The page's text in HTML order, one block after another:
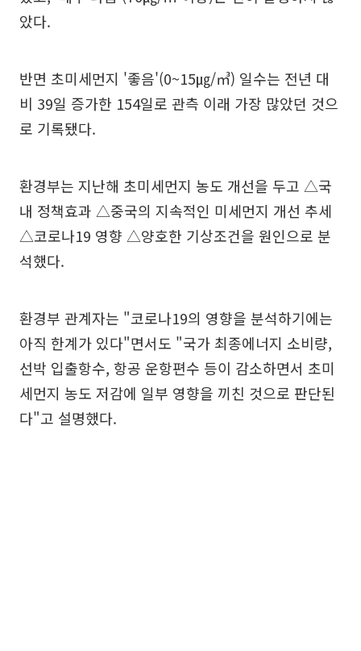
았다.
반면 초미세먼지 '좋음'(0~15㎍/㎥) 일수는 전년 대
비 39일 증가한 154일로 관측 이래 가장 많았던 것으
로 기록됐다.
환경부는 지난해 초미세먼지 농도 개선을 두고 △국
내 정책효과 △중국의 지속적인 미세먼지 개선 추세
△코로나19 영향 △양호한 기상조건을 원인으로 분
석했다.
환경부 관계자는 "코로나19의 영향을 분석하기에는
아직 한계가 있다"면서도 "국가 최종에너지 소비량,
선박 입출항수, 항공 운항편수 등이 감소하면서 초미
세먼지 농도 저감에 일부 영향을 끼친 것으로 판단된
다"고 설명했다.